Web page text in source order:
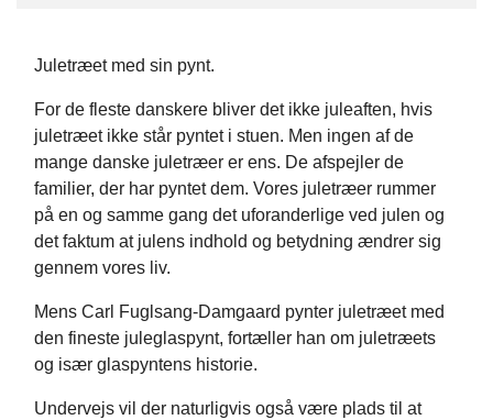
Juletræet med sin pynt.
For de fleste danskere bliver det ikke juleaften, hvis
juletræet ikke står pyntet i stuen. Men ingen af de
mange danske juletræer er ens. De afspejler de
familier, der har pyntet dem. Vores juletræer rummer
på en og samme gang det uforanderlige ved julen og
det faktum at julens indhold og betydning ændrer sig
gennem vores liv.
Mens Carl Fuglsang-Damgaard pynter juletræet med
den fineste juleglaspynt, fortæller han om juletræets
og især glaspyntens historie.
Undervejs vil der naturligvis også være plads til at